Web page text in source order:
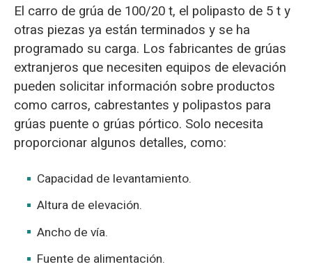
El carro de grúa de 100/20 t, el polipasto de 5 t y
otras piezas ya están terminados y se ha
programado su carga. Los fabricantes de grúas
extranjeros que necesiten equipos de elevación
pueden solicitar información sobre productos
como carros, cabrestantes y polipastos para
grúas puente o grúas pórtico. Solo necesita
proporcionar algunos detalles, como:
Capacidad de levantamiento.
Altura de elevación.
Ancho de vía.
Fuente de alimentación.